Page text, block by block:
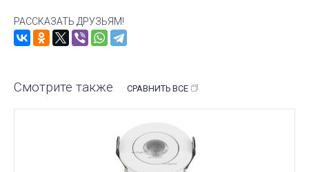
РАССКАЗАТЬ ДРУЗЬЯМ!
Смотрите также СРАВНИТЬ ВСЕ